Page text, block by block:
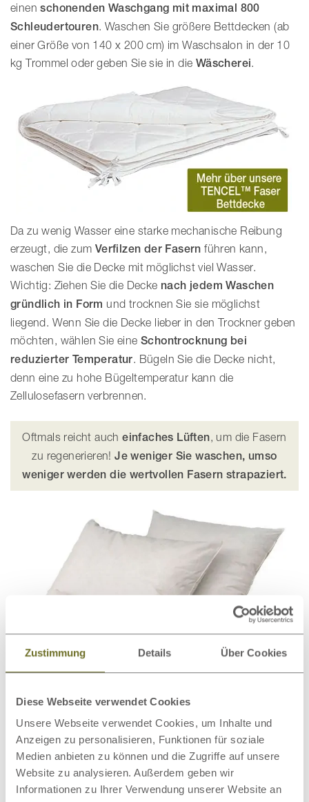
Zustimmung Details Über Cookies
Diese Webseite verwendet Cookies
Unsere Webseite verwendet Cookies, um Inhalte und
Anzeigen zu personalisieren, Funktionen für soziale
Medien anbieten zu können und die Zugriffe auf unsere
Website zu analysieren. Außerdem geben wir
Informationen zu Ihrer Verwendung unserer Website an
einenschonenden Waschgang mit maximal 800
Schleudertouren. Waschen Sie größere Bettdecken (ab
einer Größe von 140 x 200 cm) im Waschsalon in der 10
kg Trommel oder geben Sie sie in die Wäscherei.
Da zu wenig Wasser eine starke mechanische Reibung
erzeugt, die zum Verfilzen der Fasern führen kann,
waschen Sie die Decke mit möglichst viel Wasser.
Wichtig: Ziehen Sie die Decke nach jedem Waschen
gründlich in Form und trocknen Sie sie möglichst
liegend. Wenn Sie die Decke lieber in den Trockner geben
möchten, wählen Sie eine Schontrocknung bei
reduzierter Temperatur. Bügeln Sie die Decke nicht,
denn eine zu hohe Bügeltemperatur kann die
Zellulosefasern verbrennen.
Oftmals reicht aucheinfaches Lüften, um die Fasern
zu regenerieren!Je weniger Sie waschen, umso
weniger werden die wertvollen Fasern strapaziert.
Daunen vs. TENCEL™ Lyocell
Daunen haben inpuncto Wärmeleistungdie Nase vorn.
Außerdem sind Daunen meistanschmiegsamer
Welchem Material den Vorzug gegeben wird, entscheiden